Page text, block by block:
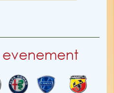
evenement